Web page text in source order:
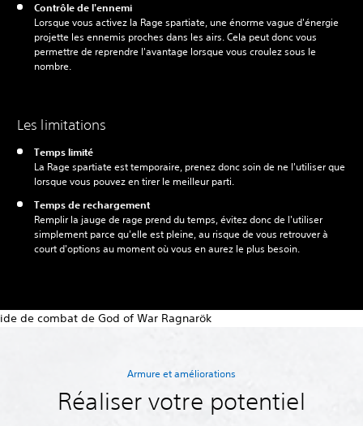
Contrôle de l'ennemi
Lorsque vous activez la Rage spartiate, une énorme vague d'énergie
projette les ennemis proches dans les airs. Cela peut donc vous
permettre de reprendre l'avantage lorsque vous croulez sous le
nombre.
Les limitations
Temps limité
La Rage spartiate est temporaire, prenez donc soin de ne l'utiliser que
lorsque vous pouvez en tirer le meilleur parti.
Temps de rechargement
Remplir la jauge de rage prend du temps, évitez donc de l'utiliser
simplement parce qu'elle est pleine, au risque de vous retrouver à
court d'options au moment où vous en aurez le plus besoin.
Armure et améliorations
Réaliser votre potentiel